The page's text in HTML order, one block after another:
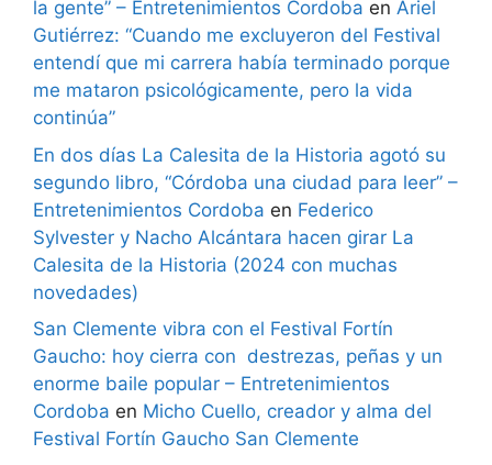
la gente” – Entretenimientos Cordoba en Ariel
Gutiérrez: “Cuando me excluyeron del Festival
entendí que mi carrera había terminado porque
me mataron psicológicamente, pero la vida
continúa”
En dos días La Calesita de la Historia agotó su
segundo libro, “Córdoba una ciudad para leer” –
Entretenimientos Cordoba en Federico
Sylvester y Nacho Alcántara hacen girar La
Calesita de la Historia (2024 con muchas
novedades)
San Clemente vibra con el Festival Fortín
Gaucho: hoy cierra con destrezas, peñas y un
enorme baile popular – Entretenimientos
Cordoba en Micho Cuello, creador y alma del
Festival Fortín Gaucho San Clemente